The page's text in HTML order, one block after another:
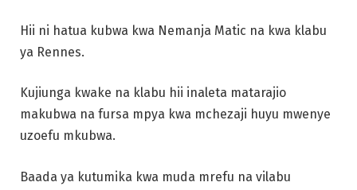
Hii ni hatua kubwa kwa Nemanja Matic na kwa klabu
ya Rennes.
Kujiunga kwake na klabu hii inaleta matarajio
makubwa na fursa mpya kwa mchezaji huyu mwenye
uzoefu mkubwa.
Baada ya kutumika kwa muda mrefu na vilabu